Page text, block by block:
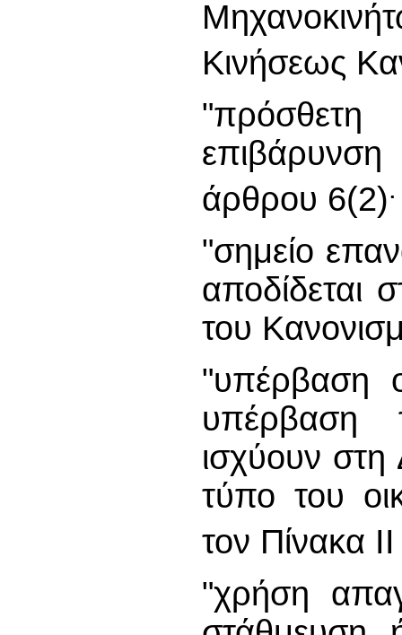
Κινήσεως
"πρόσθετη
επιβάρυνση
άρθρου 6(2).
"σημείο
αποδίδεται
του
"υπέρβαση
υπέρβαση
ισχύουν στη
τύπο του
τον Πίνακα
"χρήση